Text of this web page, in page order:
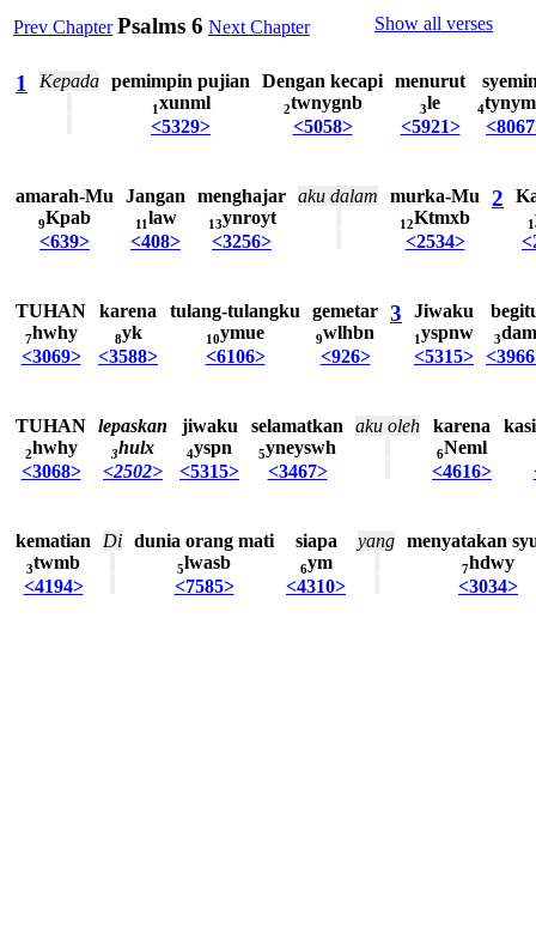
Prev Chapter Psalms 6 Next Chapter Show all verses
1 Kepada pemimpin pujian
1xunml
<5329>
Dengan kecapi
2twnygnb
<5058>
menurut
3le
<5921>
4
amarah-Mu
9Kpab
<639>
Jangan
11law
<408>
menghajar
13ynroyt
<3256>
aku dalam murka-Mu
12Ktmxb
<2534>
2
1
TUHAN
7hwhy
<3069>
karena
8yk
<3588>
tulang-tulangku
10ymue
<6106>
gemetar
9wlhbn
<926>
3 Jiwaku
1yspnw
<5315>
3dam
TUHAN
2hwhy
<3068>
lepaskan
3hulx
<2502>
jiwaku
4yspn
<5315>
selamatkan
5yneyswh
<3467>
aku oleh karena
6Neml
<4616>
kematian
3twmb
<4194>
Di dunia orang mati
5lwasb
<7585>
siapa
6ym
<4310>
yang menyatakan
7hdwy
<3034>